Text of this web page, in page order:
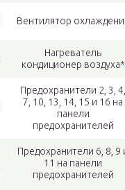
Вентилятор
Нагреватель
кондиционер воздуха*
Предохранители 2, 3, 4,
7, 10, 13, 14, 15 и 16 на
панели
предохранителей
Предохранители 6, 8, 9
11 на панели
предохранителей